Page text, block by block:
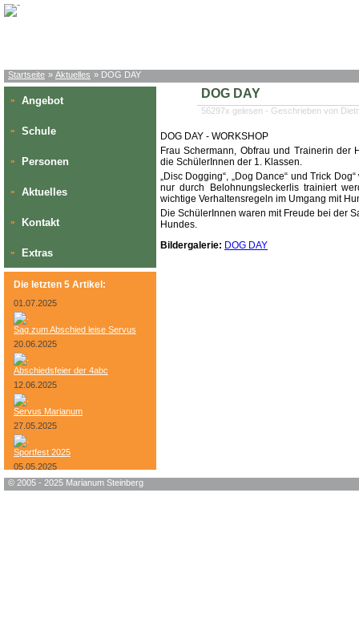
Startseite » Aktuelles » DOG DAY
» Angebot
» Schule
» Personen
» Aktuelles
» Kontakt
» Extras
Die letzten 5 Artikel:
01.07.2025
Sag zum Abschied leise Servus
20.06.2025
Abschiedsfeier der 4abc
12.06.2025
Servus Marianum
27.05.2025
Sportfest 2025
05.05.2025
Bundesheer-Tag
DOG DAY
56297x gelesen - Geschrieben von
DOG DAY - WORKSHOP
Frau Schermann, Obfrau und Trainerin der
die SchülerInnen der 1. Klassen.
„Disc Dogging“, „Dog Dance“ und Trick
nur durch Belohnungsleckerlis trainiert
wichtige Verhaltensregeln im Umgang mit
Die SchülerInnen waren mit Freude bei der
Hundes.
Bildergalerie: DOG DAY
© 2005 - 2025 Marianum Steinberg